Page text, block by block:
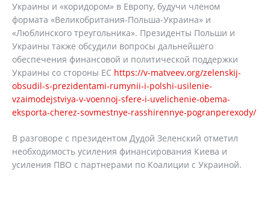
Украины и «коридором» в Европу, будучи членом
формата «Великобритания-Польша-Украина» и
«Люблинского треугольника». Президенты Польши и
Украины также обсудили вопросы дальнейшего
обеспечения финансовой и политической поддержки
Украины со стороны ЕС https://v-matveev.org/zelenskij-
obsudil-s-prezidentami-rumynii-i-polshi-usilenie-
vzaimodejstviya-v-voennoj-sfere-i-uvelichenie-obema-
eksporta-cherez-sovmestnye-rasshirennye-pogranperexody/
В разговоре с президентом Дудой Зеленский отметил
необходимость усиления финансирования Киева и
усиления ПВО с партнерами по Коалиции с Украиной.